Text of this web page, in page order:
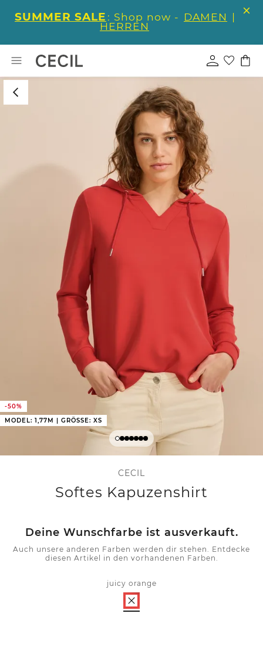
SUMMER SALE : Shop now - DAMEN |
HERREN
-50%
MODEL: 1,77M | GRÖSSE: XS
CECIL
Softes Kapuzenshirt
Deine Wunschfarbe ist ausverkauft.
Auch unsere anderen Farben werden dir stehen. Entdecke
diesen Artikel in den vorhandenen Farben.
juicy orange